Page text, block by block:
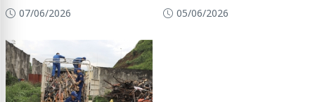
07/06/2026
05/06/2026